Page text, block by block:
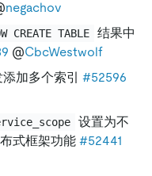
negachov
CREATE TABLE
结果中
@CbcWestwolf
加多个索引 #52596
设置为不
式框架功能 #52441